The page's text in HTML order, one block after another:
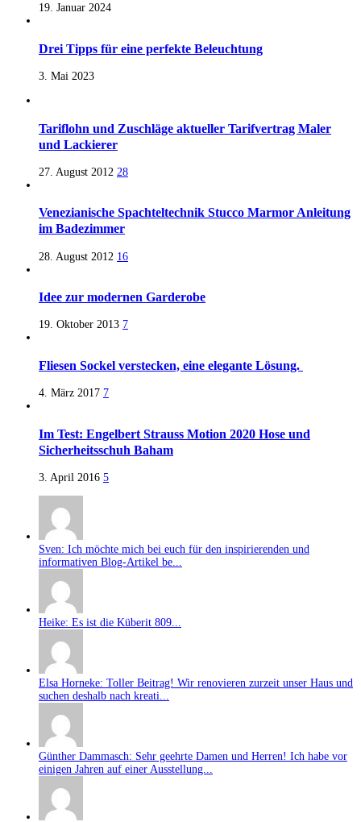
19. Januar 2024
Drei Tipps für eine perfekte Beleuchtung
3. Mai 2023
Tariflohn und Zuschläge aktueller Tarifvertrag Maler
und Lackierer
27. August 2012 28
Venezianische Spachteltechnik Stucco Marmor Anleitung
im Badezimmer
28. August 2012 16
Idee zur modernen Garderobe
19. Oktober 2013 7
Fliesen Sockel verstecken, eine elegante Lösung.
4. März 2017 7
Im Test: Engelbert Strauss Motion 2020 Hose und
Sicherheitsschuh Baham
3. April 2016 5
Sven: Ich möchte mich bei euch für den inspirierenden und
informativen Blog-Artikel be...
Heike: Es ist die Küberit 809...
Elsa Horneke: Toller Beitrag! Wir renovieren zurzeit unser Haus und
suchen deshalb nach kreati...
Günther Dammasch: Sehr geehrte Damen und Herren! Ich habe vor
einigen Jahren auf einer Ausstellung...